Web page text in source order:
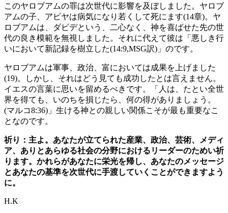
このヤロブアムの罪は次世代に影響を及ぼしました。ヤロブ
アムの子、アビヤは病気になり若くして死にます(14章)。ヤ
ロブアムは、ダビデという、二心なく、神を喜ばせた先の世
代の良き模範を無視しました。それに代えて彼は「悪しき行
いにおいて新記録を樹立した(14:9,MSG訳)」のです。
ヤロブアムは軍事、政治、富においては成果を上げました
(19)。しかし、それはどう見ても成功したとは言えません。
イエスの言葉に思いを留めるべきです。「人は、たとい全世
界を得ても、いのちを損じたら、何の得がありましょう。
(マルコ8:36)」生ける神との親しい関係こそが最も重要なこ
となのです。
祈り：主よ。あなたが立てられた産業、政治、芸術、メディ
ア、ありとあらゆる社会の分野におけるリーダーのためい祈
ります。かれらがあなたに栄光を帰し、あなたのメッセージ
とあなたの基準を次世代に手渡していくことができますよう
に。
H.K